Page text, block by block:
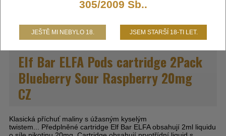
DO KOŠÍKU
Elf Bar ELFA Pods cartridge 2Pack
Blueberry Sour Raspberry 20mg
CZ
Klasická příchuť maliny s úžasným kyselým
twistem... Předplněné cartridge Elf Bar ELFA obsahují 2ml liquidu
305/2009 Sb..
JEŠTĚ MI NEBYLO 18. JSEM STARŠÍ 18-TI LET.